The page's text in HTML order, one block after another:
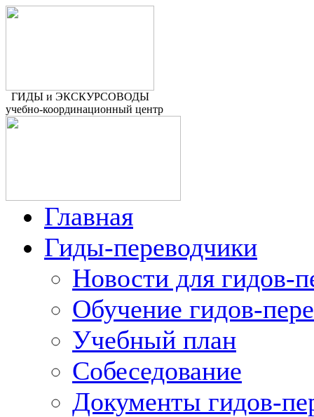
ГИДЫ и ЭКСКУРСОВОДЫ
учебно-координационный центр
Главная
Гиды-переводчики
Новости для гидов-
Обучение гидов-
Учебный план
Собеседование
Документы гидов-